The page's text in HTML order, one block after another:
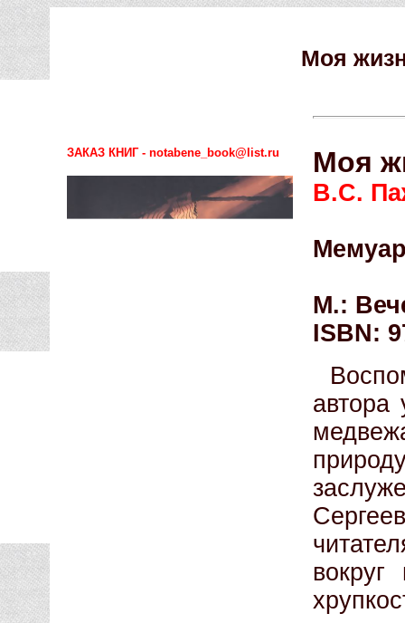
Моя
ЗАКАЗ КНИГ - notabene_book@list.ru Моя
В.С.
М.:
ISBN:
автора